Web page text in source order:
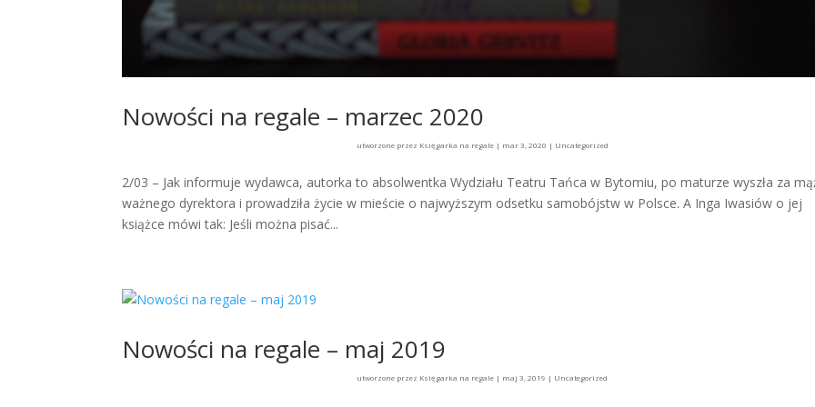
Nowości na regale – marzec 2020
utworzone przez Księgarka na regale| mar 3, 2020 | Uncategorized
2/03 – Jak informuje wydawca, autorka to absolwentka Wydziału Teatru Tańca w Bytomiu, po maturze wyszła za
ważnego dyrektora i prowadziła życie w mieście o najwyższym odsetku samobójstw w Polsce. A Inga Iwasiów o jej
książce mówi tak: Jeśli można pisać...
Nowości na regale – maj 2019
utworzone przez Księgarka na regale | maj 3, 2019 | Uncategorized